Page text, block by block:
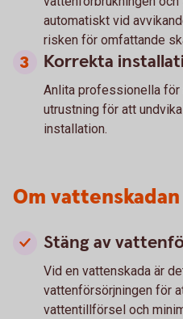
automatiskt vid
risken för omfattande
Korrekta
Anlita professionella för
utrustning för att
installation.
Om
Stäng av
Vid en vattenskada är
vattenförsörjningen för
vattentillförsel och